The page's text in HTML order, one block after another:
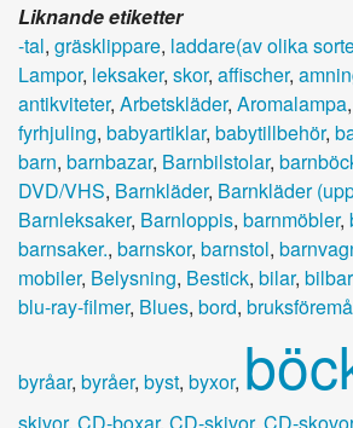
Liknande etiketter
-tal, gräsklippare, laddare(av olika
Lampor, leksaker, skor, affischer,
antikviteter, Arbetskläder, Aromalampa,
fyrhjuling, babyartiklar, babytillbehör,
barn, barnbazar, Barnbilstolar,
DVD/VHS, Barnkläder, Barnkläder
Barnleksaker, Barnloppis, barnmöbler,
barnsaker., barnskor, barnstol,
mobiler, Belysning, Bestick, bilar,
blu-ray-filmer, Blues, bord,
byråar, byråer, byst, byxor,